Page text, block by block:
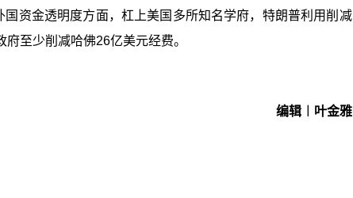
资金透明度方面，杠上美国多所知名学府，特朗普利用削减
至少削减哈佛26亿美元经费。
编辑︱叶金雅